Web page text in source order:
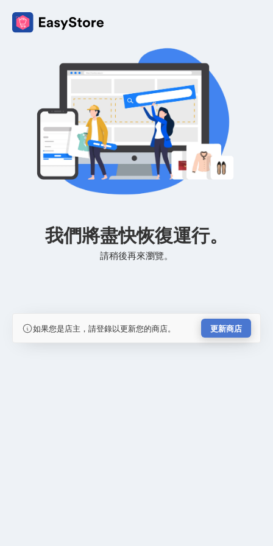
我們將盡快恢復運行。
請稍後再來瀏覽。
如果您是店主，請登錄以更新您的商店。 更新商店